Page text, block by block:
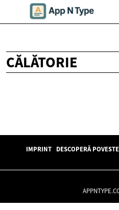
CĂLĂTORIE
IMPRINT DESCOPERĂ